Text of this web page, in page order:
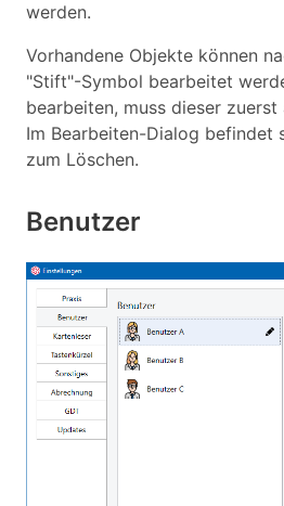
werden.
Vorhandene Objekte können
"Stift"-Symbol bearbeitet
bearbeiten, muss dieser
Im Bearbeiten-Dialog befindet
zum Löschen.
Benutzer